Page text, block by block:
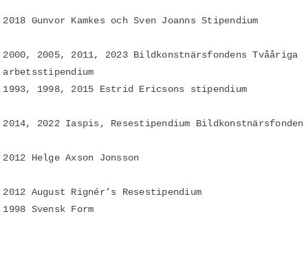
2018 Gunvor Kamkes och Sven Joanns Stipendium
2000, 2005, 2011, 2023 Bildkonstnärsfondens Tvååriga
arbetsstipendium
1993, 1998, 2015 Estrid Ericsons stipendium
2014, 2022 Iaspis, Resestipendium Bildkonstnärsfonden
2012 Helge Axson Jonsson
2012 August Rignér’s Resestipendium
1998 Svensk Form